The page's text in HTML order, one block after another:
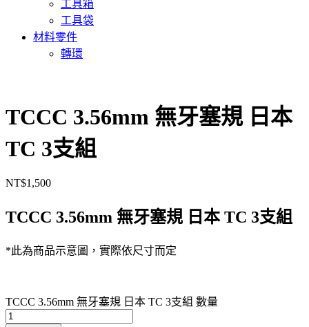
工具箱
工具袋
材料零件
轉環
TCCC 3.56mm 無牙塞規 日本
TC 3支組
NT$1,500
TCCC 3.56mm 無牙塞規 日本 TC 3支組
*此為商品示意圖，實際依尺寸而定
TCCC 3.56mm 無牙塞規 日本 TC 3支組 數量